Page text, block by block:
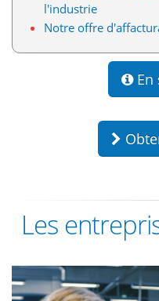
l'industrie
Notre offre
En
Les